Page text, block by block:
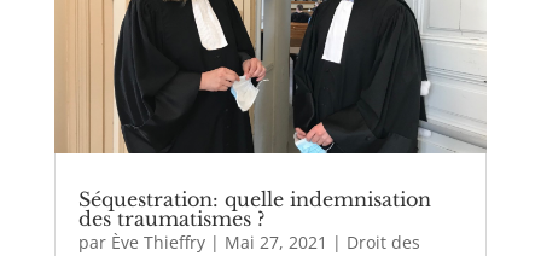
Séquestration: quelle indemnisation
des traumatismes ?
par Ève Thieffry| Mai 27, 2021 | Droit des